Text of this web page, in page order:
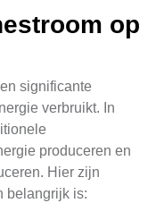
op
significante
verbruikt. In
produceren en
Hier zijn
belangrijk is: